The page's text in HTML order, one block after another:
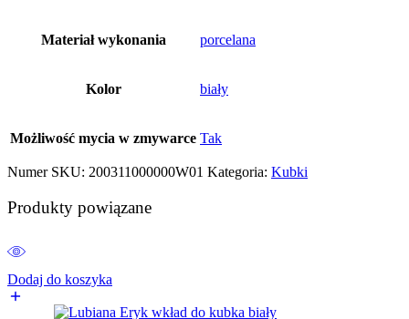
Materiał wykonania porcelana
Kolor biały
Możliwość mycia w zmywarce Tak
Numer SKU: 200311000000W01 Kategoria: Kubki
Produkty powiązane
Dodaj do koszyka